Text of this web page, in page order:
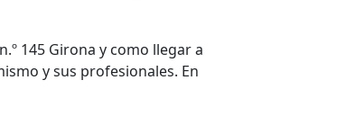
145 Girona y como llegar a
y sus profesionales. En